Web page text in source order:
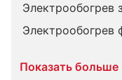
Электрообогрев
Электрообогрев
Показать больше